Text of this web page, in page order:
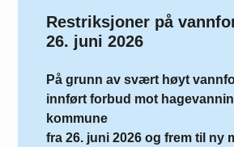
Restriksjoner på
26. juni 2026
På grunn av svært høyt
innført forbud mot
kommune
fra 26. juni 2026 og frem til ny